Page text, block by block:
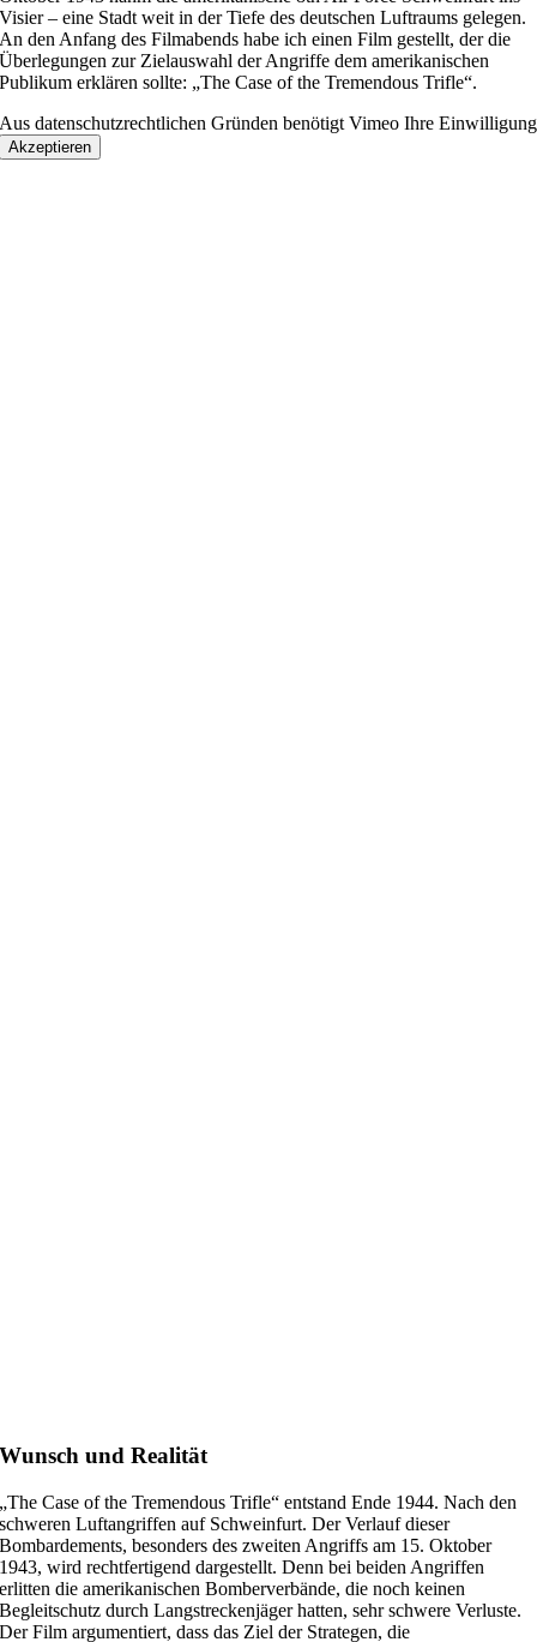
Visier – eine Stadt weit in der Tiefe des deutschen Luftraums gelegen.
An den Anfang des Filmabends habe ich einen Film gestellt, der die
Überlegungen zur Zielauswahl der Angriffe dem amerikanischen
Publikum erklären sollte: „The Case of the Tremendous Trifle“.
Aus datenschutzrechtlichen Gründen benötigt Vimeo Ihre
Akzeptieren
Wunsch und Realität
„The Case of the Tremendous Trifle“ entstand Ende 1944. Nach den
schweren Luftangriffen auf Schweinfurt. Der Verlauf dieser
Bombardements, besonders des zweiten Angriffs am 15. Oktober
1943, wird rechtfertigend dargestellt. Denn bei beiden Angriffen
erlitten die amerikanischen Bomberverbände, die noch keinen
Begleitschutz durch Langstreckenjäger hatten, sehr schwere Verluste.
Der Film argumentiert, dass das Ziel der Strategen, die